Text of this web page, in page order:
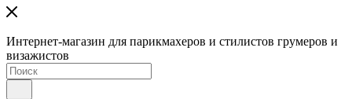
Интернет-магазин для парикмахеров и стилистов грумеров и
визажистов